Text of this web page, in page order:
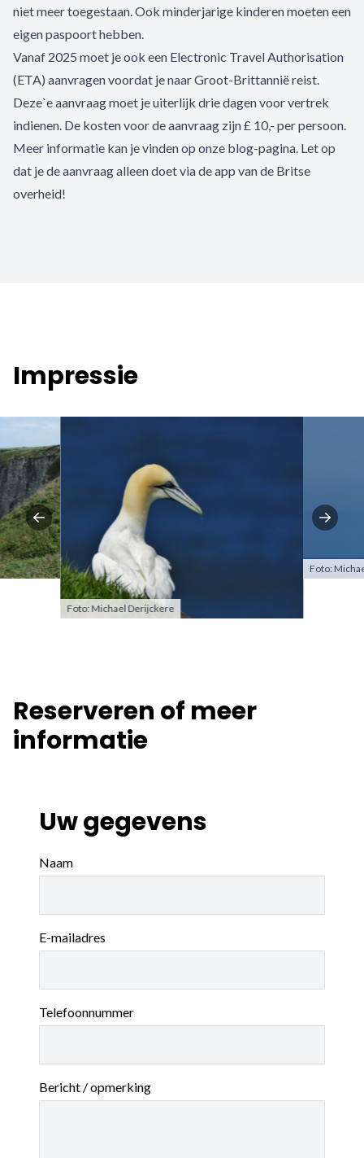
niet meer toegestaan. Ook minderjarige kinderen moeten een
eigen paspoort hebben.
Vanaf 2025 moet je ook een Electronic Travel Authorisation
(ETA) aanvragen voordat je naar Groot-Brittannië reist.
Deze`e aanvraag moet je uiterlijk drie dagen voor vertrek
indienen. De kosten voor de aanvraag zijn £ 10,- per persoon.
Meer informatie kan je vinden op onze blog-pagina. Let op
dat je de aanvraag alleen doet via de app van de Britse
overheid!
Impressie
Foto: Michael Derijckere
Foto:
Reserveren of meer
informatie
Uw gegevens
Naam
E-mailadres
Telefoonnummer
Bericht / opmerking